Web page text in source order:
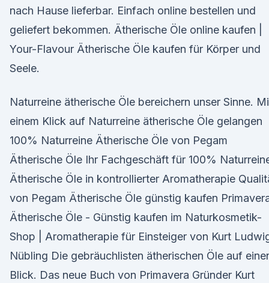
nach Hause lieferbar. Einfach online bestellen und
geliefert bekommen. Ätherische Öle online kaufen |
Your-Flavour Ätherische Öle kaufen für Körper und
Seele.
Naturreine ätherische Öle bereichern unser Sinne.
einem Klick auf Naturreine ätherische Öle gelangen
100% Naturreine Ätherische Öle von Pegam
Ätherische Öle Ihr Fachgeschäft für 100%
Ätherische Öle in kontrollierter Aromatherapie
von Pegam Ätherische Öle günstig kaufen
Ätherische Öle - Günstig kaufen im Naturkosmetik-
Shop | Aromatherapie für Einsteiger von Kurt
Nübling Die gebräuchlisten ätherischen Öle auf
Blick. Das neue Buch von Primavera Gründer Kurt